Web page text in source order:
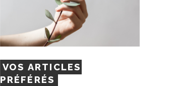
VOS ARTICLES
PRÉFÉRÉS